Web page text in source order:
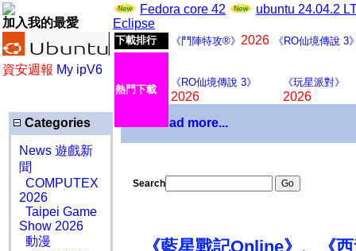
加入我的最愛
資安週報 My ipV6
Fedora core 42
ubuntu 24.04.2
Eclipse
下載排行 《鬥陣特攻®》 2026 《RO仙境傳說 3
熱門下載
《RO仙境傳說 3》
2026
《玩星派對》
2026
Categories
News 遊戲新
聞
COMPUTEX
2026
Taipei Game
Show 2026
動漫
Download more...
Search
《藍星戰記Online》、《